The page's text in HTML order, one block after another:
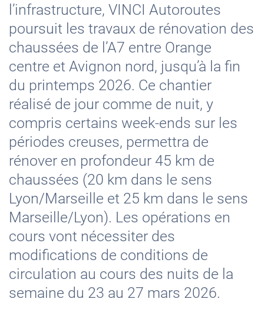
l’infrastructure, VINCI Autoroutes
poursuit les travaux de rénovation des
chaussées de l’A7 entre Orange
centre et Avignon nord, jusqu’à la fin
du printemps 2026. Ce chantier
réalisé de jour comme de nuit, y
compris certains week-ends sur les
périodes creuses, permettra de
rénover en profondeur 45 km de
chaussées (20 km dans le sens
Lyon/Marseille et 25 km dans le sens
Marseille/Lyon). Les opérations en
cours vont nécessiter des
modifications de conditions de
circulation au cours des nuits de la
semaine du 23 au 27 mars 2026.